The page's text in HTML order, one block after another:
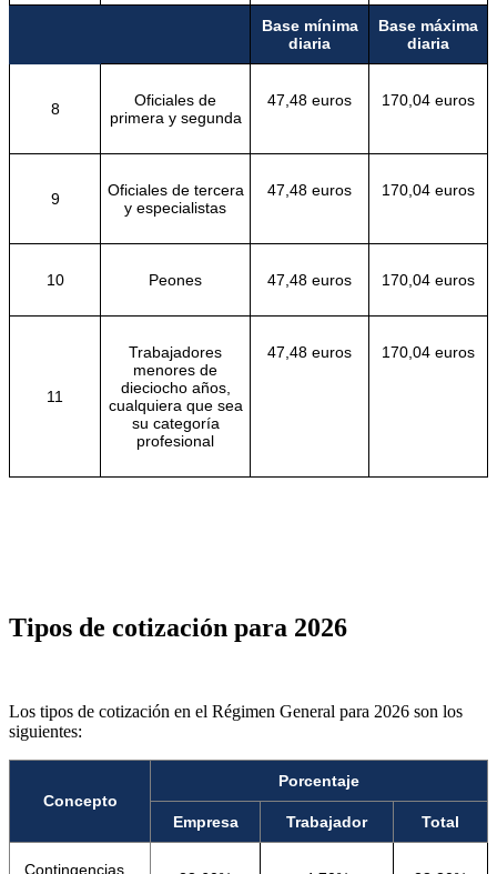
Base mínima
diaria
Base máxima
diaria
8
Oficiales de
primera y segunda
47,48 euros 170,04 euros
9
Oficiales de tercera
y especialistas
47,48 euros 170,04 euros
10 Peones 47,48 euros 170,04 euros
11
Trabajadores
menores de
dieciocho años,
cualquiera que sea
su categoría
profesional
47,48 euros 170,04 euros
Tipos de cotización para 2026
Los tipos de cotización en el Régimen General para 2026 son los
siguientes:
Concepto
Porcentaje
Empresa Trabajador Total
Contingencias